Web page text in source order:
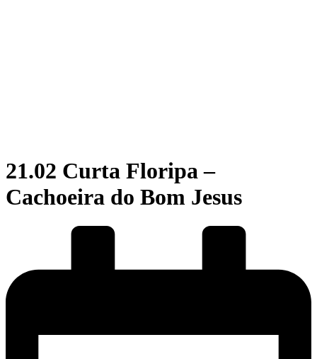
21.02 Curta Floripa –
Cachoeira do Bom Jesus